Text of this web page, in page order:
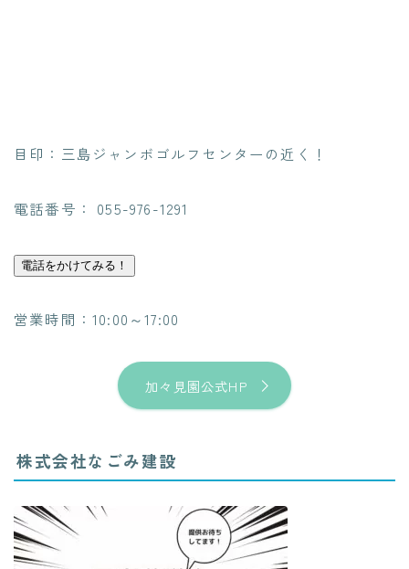
目印：三島ジャンボゴルフセンターの近く！
電話番号： 055-976-1291
電話をかけてみる！
営業時間：10:00～17:00
加々見園公式HP
株式会社なごみ建設